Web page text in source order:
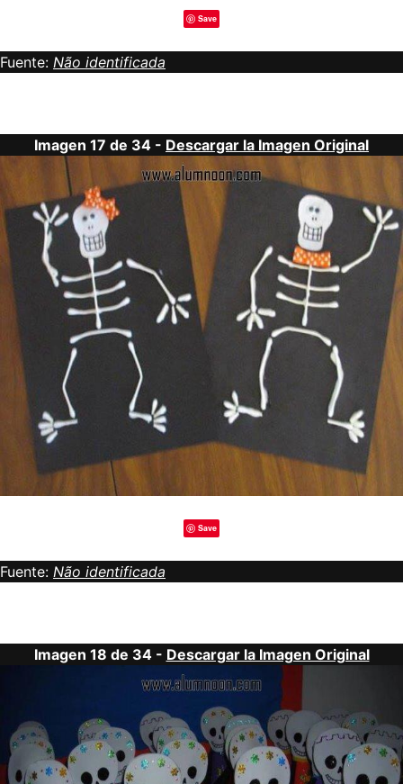
Save
Fuente: Não identificada
Imagen 17 de 34 - Descargar la Imagen Original
Save
Fuente: Não identificada
Imagen 18 de 34 - Descargar la Imagen Original